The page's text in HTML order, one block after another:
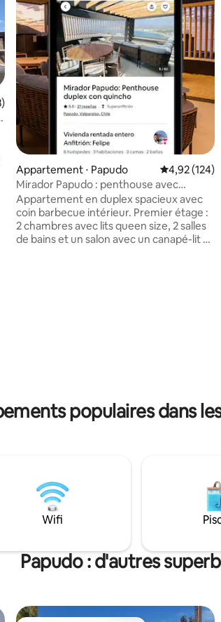
sur la base de 143 commentaires :
Appartement ⋅ Papudo Évaluation
4,92 (124)
Mirador Papudo : penthouse avec
espace barbecue privé
Appartement en duplex spacieux avec
coin barbecue intérieur. Premier étage :
2 chambres avec lits queen size, 2 salles
de bains et un salon avec un canapé-lit et
populaires dans
Wifi
Papudo : d'autres